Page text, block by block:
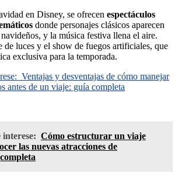
en Disney, se ofrecen espectáculos
donde personajes clásicos aparecen
y la música festiva llena el aire.
de luces y el show de fuegos artificiales, que
exclusiva para la temporada.
Ventajas y desventajas de cómo manejar
antes de un viaje: guía completa
interese: Cómo estructurar un viaje
las nuevas atracciones de